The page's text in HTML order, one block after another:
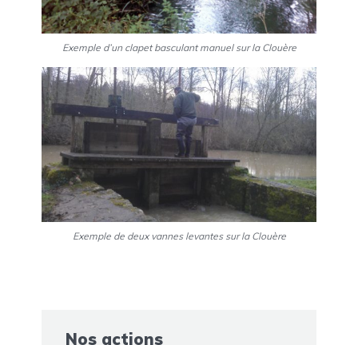
Exemple d’un clapet basculant manuel sur la Clouère
Exemple de deux vannes levantes sur la Clouère
Nos actions